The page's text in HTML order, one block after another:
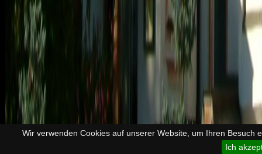
Wir verwenden Cookies auf unserer Website, um Ihren
Ich